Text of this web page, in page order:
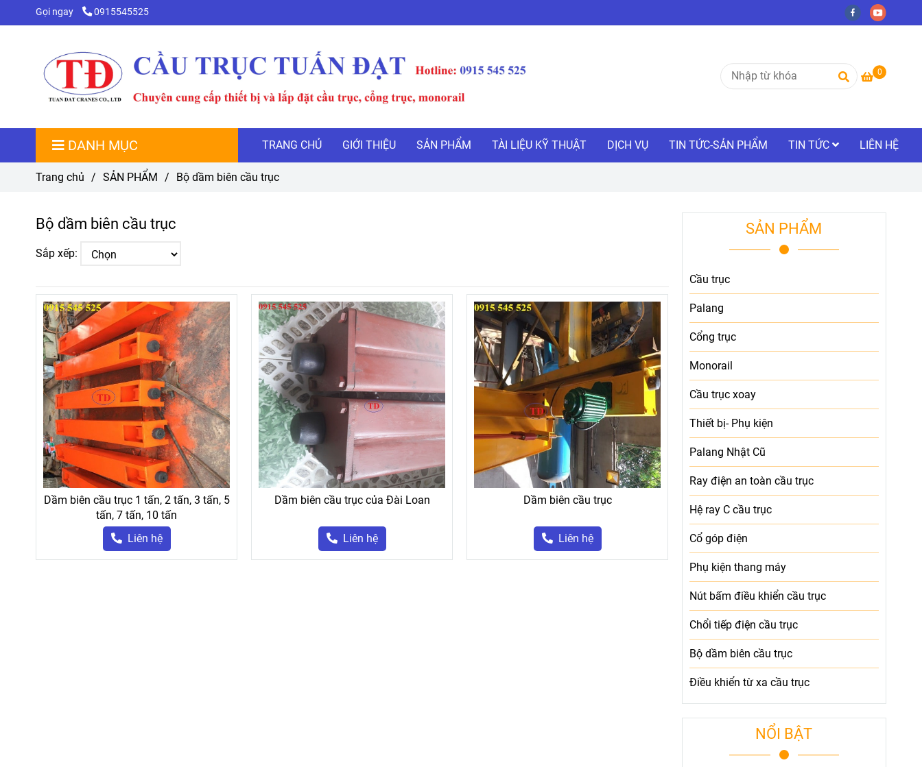
Gọi ngay 0915545525
0
DANH MỤC TRANG CHỦ GIỚI THIỆU SẢN PHẨM TÀI LIỆU KỸ THUẬT DỊCH VỤ TIN TỨC-SẢN PHẨM TIN TỨC LIÊN HỆ
Trang chủ / SẢN PHẨM / Bộ dầm biên cầu trục
Bộ dầm biên cầu trục
Sắp xếp:
Dầm biên cầu trục 1 tấn, 2 tấn, 3 tấn, 5
tấn, 7 tấn, 10 tấn
Liên hệ
Dầm biên cầu trục của Đài Loan
Liên hệ
Dầm biên cầu trục
Liên hệ
SẢN PHẨM
Cầu trục
Palang
Cổng trục
Monorail
Cầu trục xoay
Thiết bị- Phụ kiện
Palang Nhật Cũ
Ray điện an toàn cầu trục
Hệ ray C cầu trục
Cổ góp điện
Phụ kiện thang máy
Nút bấm điều khiển cầu trục
Chổi tiếp điện cầu trục
Bộ dầm biên cầu trục
Điều khiển từ xa cầu trục
NỔI BẬT